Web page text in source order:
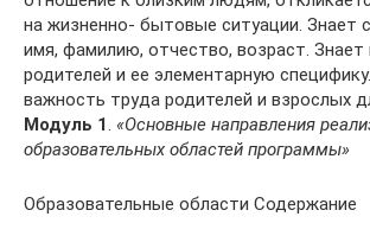
на жизненно- бытовые ситуации. Знает
имя, фамилию, отчество, возраст.
родителей и ее элементарную
важность труда родителей и взрослых
Модуль 1. «Основные направления
образовательных областей программы»
Образовательные области Содержание